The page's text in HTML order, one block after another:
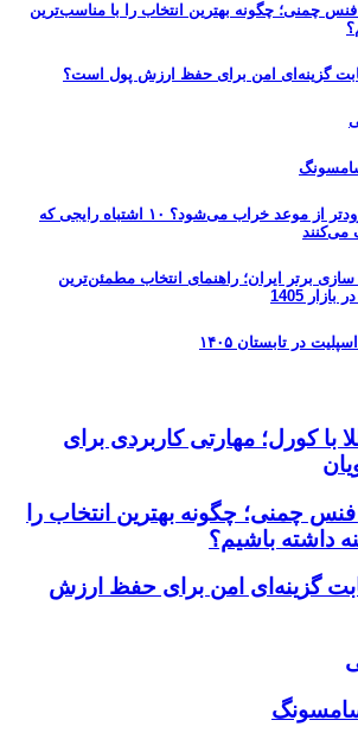
چمنی؛ چگونه بهترین انتخاب را با مناسب‌ترین
ثابت گزینه‌ای امن برای حفظ ارزش پول است؟
چرا باتری خودرو زودتر از موعد خراب می‌شود؟ ۱۰ اشتباه رایجی که
می‌کنند
برتر ایران؛ راهنمای انتخاب مطمئن‌ترین
1405
در تابستان ۱۴۰۵
با کورل؛ مهارتی کاربردی برای
چمنی؛ چگونه بهترین انتخاب را
داشته باشیم؟
گزینه‌ای امن برای حفظ ارزش